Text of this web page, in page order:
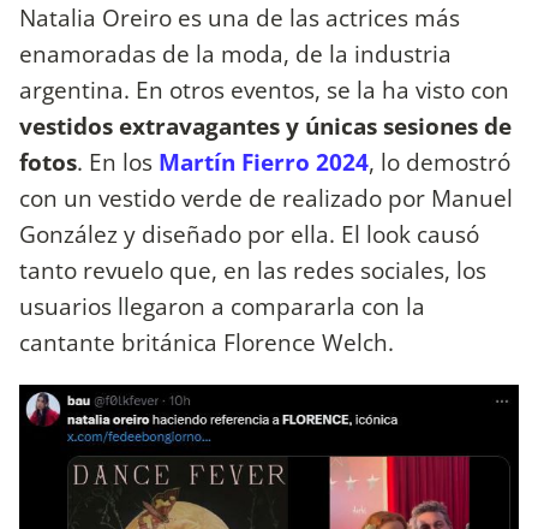
Natalia Oreiro es una de las actrices más
enamoradas de la moda, de la industria
argentina. En otros eventos, se la ha visto con
vestidos extravagantes y únicas sesiones de
fotos. En los Martín Fierro 2024, lo demostró
con un vestido verde de realizado por Manuel
González y diseñado por ella. El look causó
tanto revuelo que, en las redes sociales, los
usuarios llegaron a compararla con la
cantante británica Florence Welch.